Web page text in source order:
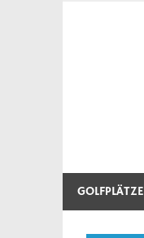
GOLFPLÄTZE